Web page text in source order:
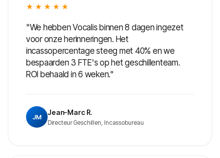
★★★★★
"We hebben Vocalis binnen 8 dagen ingezet
voor onze herinneringen. Het
incassopercentage steeg met 40% en we
bespaarden 3 FTE's op het geschillenteam.
ROI behaald in 6 weken."
JM
Jean-Marc R.
Directeur Geschillen, Incassobureau